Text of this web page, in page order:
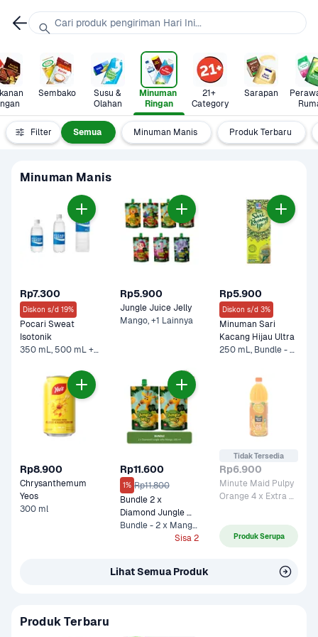
Sembako
Susu &
Olahan
Minuman
Ringan
21+
Category
Sarapan
Filter Semua Minuman Manis Produk Terbaru
Minuman Manis
Rp7.300
Diskon s/d 19%
Pocari Sweat
350 mL, 500 mL +2 Lainnya
Rp5.900
Jungle Juice Jelly
Mango, +1 Lainnya
Rp5.900
Diskon s/d 3%
Minuman Sari
Kacang Hijau Ultra
250 mL, Bundle - 5 x 250 mL*
Rp8.900
Chrysanthemum
Yeos
300 ml
Rp11.600
1% Rp11.800
Bundle 2 x
Diamond Jungle
Jelly Mango 100 ml
Bundle - 2 x Mango 100 ml
Sisa 2
Tidak Tersedia
Rp6.900
Minute Maid Pulpy
Orange 4 x Extra
Produk Serupa
Lihat Semua Produk
Produk Terbaru
Cari produk pengiriman Hari Ini...